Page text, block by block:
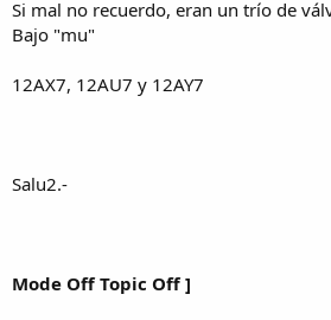
Si mal no recuerdo, eran un trío de
Bajo "mu"
12AX7, 12AU7 y 12AY7
Salu2.-
Mode Off Topic Off ]